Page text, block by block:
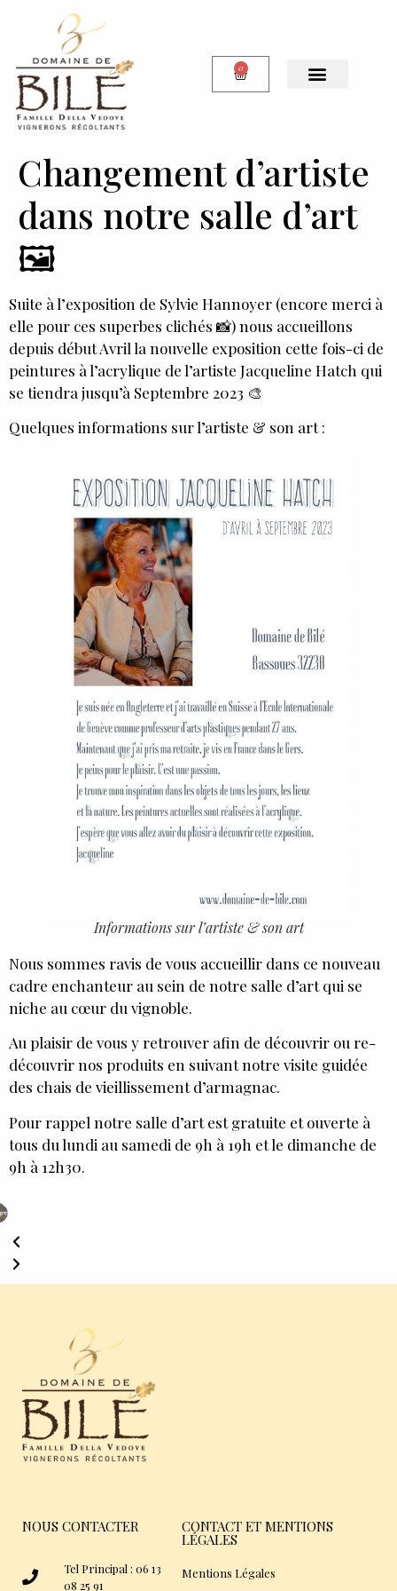
0
Changement d’artiste
dans notre salle d’art
🖼
Suite à l’exposition de Sylvie Hannoyer (encore merci à
elle pour ces superbes clichés 📸) nous accueillons
depuis début Avril la nouvelle exposition cette fois-ci de
peintures à l’acrylique de l’artiste Jacqueline Hatch qui
se tiendra jusqu’à Septembre 2023 🎨
Quelques informations sur l’artiste & son art :
Informations sur l’artiste & son art
Nous sommes ravis de vous accueillir dans ce nouveau
cadre enchanteur au sein de notre salle d’art qui se
niche au cœur du vignoble.
Au plaisir de vous y retrouver afin de découvrir ou re-
découvrir nos produits en suivant notre visite guidée
des chais de vieillissement d’armagnac.
Pour rappel notre salle d’art est gratuite et ouverte à
tous du lundi au samedi de 9h à 19h et le dimanche de
9h à 12h30.
NOUS CONTACTER
Tel Principal : 06 13
08 25 91
CONTACT ET MENTIONS
LÉGALES
Mentions Légales